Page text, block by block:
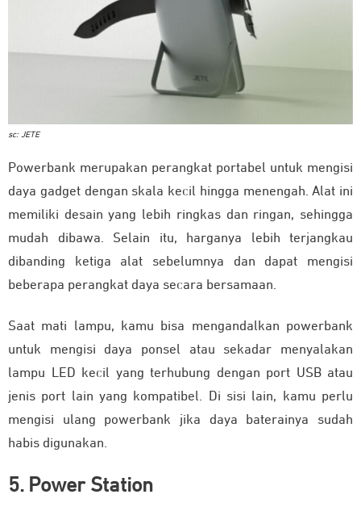
sc: JETE
Powerbank merupakan perangkat portabel untuk mengisi
daya gadget dengan skala kecil hingga menengah. Alat ini
memiliki desain yang lebih ringkas dan ringan, sehingga
mudah dibawa. Selain itu, harganya lebih terjangkau
dibanding ketiga alat sebelumnya dan dapat mengisi
beberapa perangkat daya secara bersamaan.
Saat mati lampu, kamu bisa mengandalkan powerbank
untuk mengisi daya ponsel atau sekadar menyalakan
lampu LED kecil yang terhubung dengan port USB atau
jenis port lain yang kompatibel. Di sisi lain, kamu perlu
mengisi ulang powerbank jika daya baterainya sudah
habis digunakan.
5. Power Station